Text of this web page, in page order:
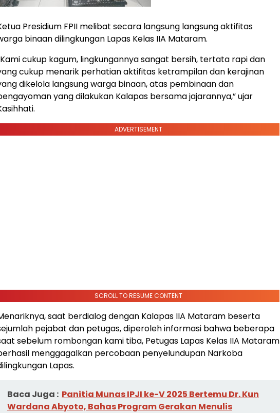
Presidium FPII melibat secara langsung langsung aktifitas
binaan dilingkungan Lapas Kelas IIA Mataram.
cukup kagum, lingkungannya sangat bersih, tertata rapi dan
cukup menarik perhatian aktifitas ketrampilan dan kerajinan
dikelola langsung warga binaan, atas pembinaan dan
yang dilakukan Kalapas bersama jajarannya,” ujar
ADVERTISEMENT
SCROLL TO RESUME CONTENT
saat berdialog dengan Kalapas IIA Mataram beserta
pejabat dan petugas, diperoleh informasi bahwa beberapa
sebelum rombongan kami tiba, Petugas Lapas Kelas IIA Mataram
menggagalkan percobaan penyelundupan Narkoba
Lapas.
Baca Juga : Panitia Munas IPJI ke-V 2025 Bertemu Dr. Kun
Wardana Abyoto, Bahas Program Gerakan Menulis